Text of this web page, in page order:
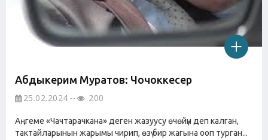
Абдыкерим Муратов: Чочоккесер
25.02.2024 200
Аңгеме «Чачтарачкана» деген жазуусу өчөйүн деп калган,
тактайларынын жарымы чирип, өзү бир жагына ооп турган...